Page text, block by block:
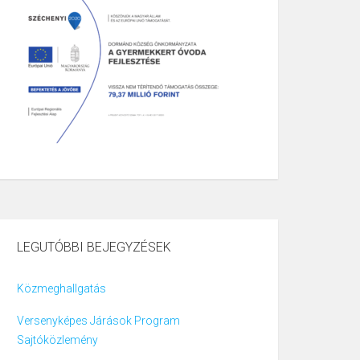
LEGUTÓBBI BEJEGYZÉSEK
Közmeghallgatás
Versenyképes Járások Program
Sajtóközlemény